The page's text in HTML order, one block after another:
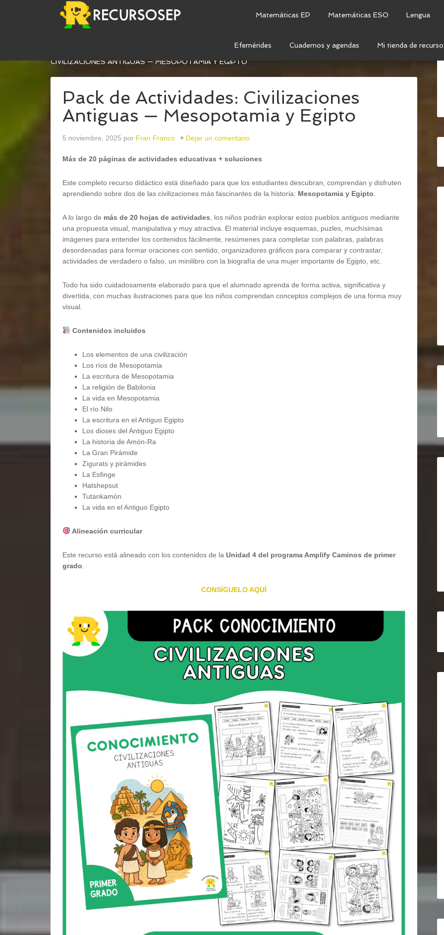
Matemáticas EP Matemáticas ESO Lengua
Efemérides Cuadernos y agendas Mi tienda de
/
PACK DE ACTIVIDADES:
CIVILIZACIONES ANTIGUAS — MESOPOTAMIA Y EGIPTO
Pack de Actividades: Civilizaciones
Antiguas — Mesopotamia y Egipto
5 noviembre, 2025 por Fran Franco Dejar un comentario
Más de 20 páginas de actividades educativas + soluciones
Este completo recurso didáctico está diseñado para que los estudiantes descubran, comprendan y disfruten
aprendiendo sobre dos de las civilizaciones más fascinantes de la historia: Mesopotamia y Egipto
A lo largo de más de 20 hojas de actividades , los niños podrán explorar estos pueblos antiguos mediante
una propuesta visual, manipulativa y muy atractiva. El material incluye esquemas, puzles, muchísimas
imágenes para entender los contenidos fácilmente, resúmenes para completar con palabras, palabras
desordenadas para formar oraciones con sentido, organizadores gráficos para comparar y contrastar,
actividades de verdadero o falso, un minilibro con la biografía de una mujer importante de Egipto, etc.
Todo ha sido cuidadosamente elaborado para que el alumnado aprenda de forma activa, significativa y
divertida, con muchas ilustraciones para que los niños comprendan conceptos complejos de una forma muy
visual.
Contenidos incluidos
Los elementos de una civilización
Los ríos de Mesopotamia
La escritura de Mesopotamia
La religión de Babilonia
La vida en Mesopotamia
El río Nilo
La escritura en el Antiguo Egipto
Los dioses del Antiguo Egipto
La historia de Amón-Ra
La Gran Pirámide
Zigurats y pirámides
La Esfinge
Hatshepsut
Tutankamón
La vida en el Antiguo Egipto
Alineación curricular
Este recurso está alineado con los contenidos de la Unidad 4 del programa Amplify Caminos de primer
grado
CONSÍGUELO AQUÍ